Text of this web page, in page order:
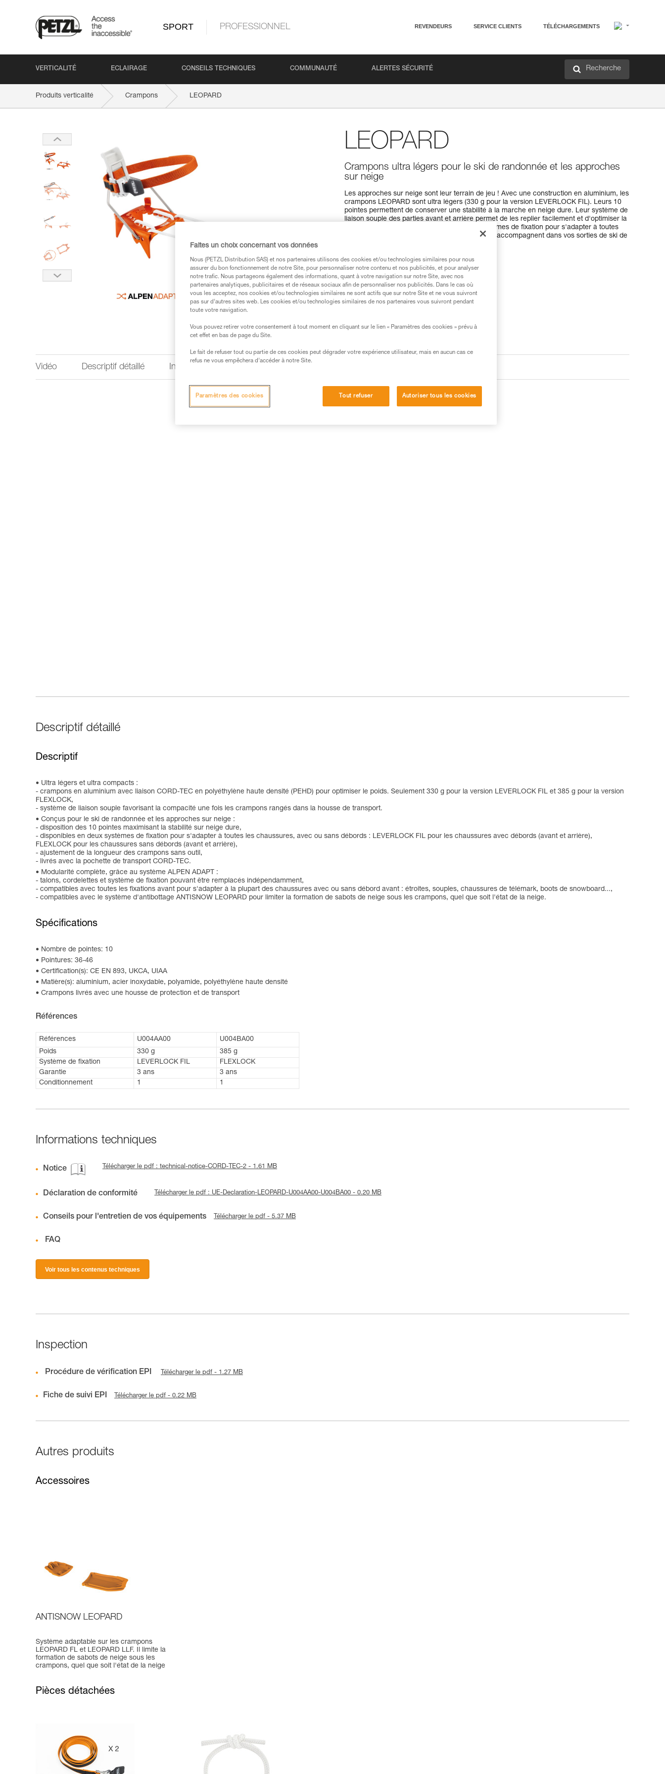
SPORT PROFESSIONNEL REVENDEURS SERVICE CLIENTS TÉLÉCHARGEMENTS
VERTICALITÉ ECLAIRAGE CONSEILS TECHNIQUES COMMUNAUTÉ ALERTES SÉCURITÉ Recherche
Produits verticalité Crampons LEOPARD
LEOPARD
Crampons ultra légers pour le ski de randonnée et les approches
sur neige
Les approches sur neige sont leur terrain de jeu ! Avec une construction en aluminium, les
crampons LEOPARD sont ultra légers (330 g pour la version LEVERLOCK FIL). Leurs 10
pointes permettent de conserver une stabilité à la marche en neige dure. Leur système de
liaison souple des parties avant et arrière permet de les replier facilement et d'optimiser la
place dans votre sac. Disponibles en deux systèmes de fixation pour s'adapter à toutes
vos chaussures, avec ou sans débords, ils vous accompagnent dans vos sorties de ski de
Trouvez un revendeur
Vidéo Descriptif détaillé Informations techniques
Descriptif détaillé
Descriptif
Ultra légers et ultra compacts :
- crampons en aluminium avec liaison CORD-TEC en polyéthylène haute densité (PEHD) pour optimiser le poids. Seulement 330 g pour la version LEVERLOCK FIL et 385 g pour la version
FLEXLOCK,
- système de liaison souple favorisant la compacité une fois les crampons rangés dans la housse de transport.
Conçus pour le ski de randonnée et les approches sur neige :
- disposition des 10 pointes maximisant la stabilité sur neige dure,
- disponibles en deux systèmes de fixation pour s'adapter à toutes les chaussures, avec ou sans débords : LEVERLOCK FIL pour les chaussures avec débords (avant et arrière),
FLEXLOCK pour les chaussures sans débords (avant et arrière),
- ajustement de la longueur des crampons sans outil,
- livrés avec la pochette de transport CORD-TEC.
Modularité complète, grâce au système ALPEN ADAPT :
- talons, cordelettes et système de fixation pouvant être remplacés indépendamment,
- compatibles avec toutes les fixations avant pour s'adapter à la plupart des chaussures avec ou sans débord avant : étroites, souples, chaussures de télémark, boots de snowboard...,
- compatibles avec le système d'antibottage ANTISNOW LEOPARD pour limiter la formation de sabots de neige sous les crampons, quel que soit l'état de la neige.
Spécifications
Nombre de pointes: 10
Pointures: 36-46
Certification(s): CE EN 893, UKCA, UIAA
Matière(s): aluminium, acier inoxydable, polyamide, polyéthylène haute densité
Crampons livrés avec une housse de protection et de transport
Références
Références U004AA00
U004BA00
Poids
330 g
385 g
Système de fixation
LEVERLOCK FIL
FLEXLOCK
Garantie
3 ans
3 ans
Conditionnement
1 1
Informations techniques
Notice Télécharger le pdf : technical-notice-CORD-TEC-2 - 1.61 MB
Déclaration de conformité Télécharger le pdf : UE-Declaration-LEOPARD-U004AA00-U004BA00 - 0.20 MB
Conseils pour l'entretien de vos équipements Télécharger le pdf - 5.37 MB
FAQ
Voir tous les contenus techniques
Inspection
Procédure de vérification EPI Télécharger le pdf - 1.27 MB
Fiche de suivi EPI Télécharger le pdf - 0.22 MB
Autres produits
Accessoires
ANTISNOW LEOPARD
Système adaptable sur les crampons
LEOPARD FL et LEOPARD LLF. Il limite la
formation de sabots de neige sous les
crampons, quel que soit l'état de la neige
Pièces détachées
Faites un choix concernant vos données
Nous (PETZL Distribution SAS) et nos partenaires utilisons des cookies et/ou technologies similaires pour nous
assurer du bon fonctionnement de notre Site, pour personnaliser notre contenu et nos publicités, et pour analyser
notre trafic. Nous partageons également des informations, quant à votre navigation sur notre Site, avec nos
partenaires analytiques, publicitaires et de réseaux sociaux afin de personnaliser nos publicités. Dans le cas où
vous les acceptez, nos cookies et/ou technologies similaires ne sont actifs que sur notre Site et ne vous suivront
pas sur d’autres sites web. Les cookies et/ou technologies similaires de nos partenaires vous suivront pendant
toute votre navigation.
Vous pouvez retirer votre consentement à tout moment en cliquant sur le lien « Paramètres des cookies » prévu à
cet effet en bas de page du Site.
Le fait de refuser tout ou partie de ces cookies peut dégrader votre expérience utilisateur, mais en aucun cas ce
refus ne vous empêchera d’accéder à notre Site.
Tout refuser Autoriser tous les cookies
Paramètres des cookies